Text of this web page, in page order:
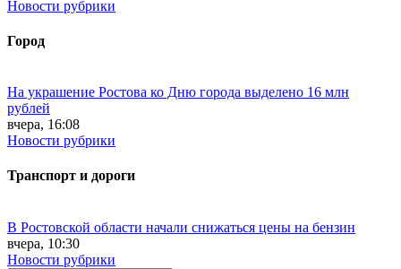
Новости рубрики
Город
На украшение Ростова ко Дню города выделено 16 млн
рублей
вчера, 16:08
Новости рубрики
Транспорт и дороги
В Ростовской области начали снижаться цены на бензин
вчера, 10:30
Новости рубрики